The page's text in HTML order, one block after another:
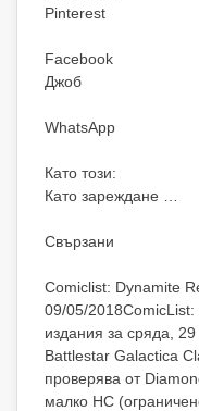
Pinterest
Facebook
Джоб
WhatsApp
Като този:
Като зареждане …
Свързани
Comiclist: Dynamite
09/05/
издания за сряда, 29
Battlestar Galactica
проверява от
малко HC